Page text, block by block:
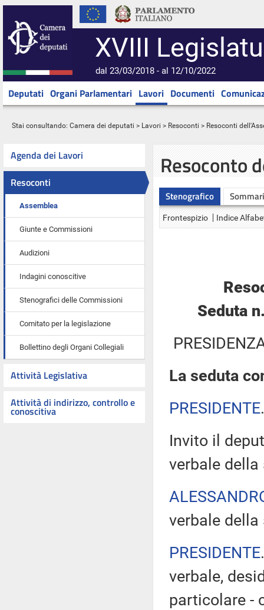
XVIII
dal 23/03/2018 - al 12/10/2022
Deputati Organi Parlamentari Lavori Documenti
Stai consultando: Camera dei deputati > Lavori > Resoconti > Resoconti
Agenda dei Lavori
Resoconti
Assemblea
Giunte e Commissioni
Audizioni
Indagini conoscitive
Stenografici delle Commissioni
Comitato per la legislazione
Bollettino degli Organi Collegiali
Attività Legislativa
Attività di indirizzo, controllo e
conoscitiva
Resoconto
Stenografico
Frontespizio Indice
Seduta
La seduta
PRESIDENTE
Invito il
verbale della
verbale
PRESIDENTE
verbale,
particolare -